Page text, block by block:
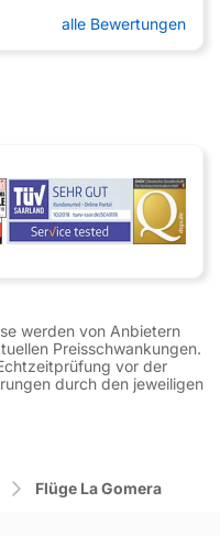
alle Bewertungen
werden von Anbietern
Preisschwankungen.
vor der
durch den jeweiligen
Flüge La Gomera